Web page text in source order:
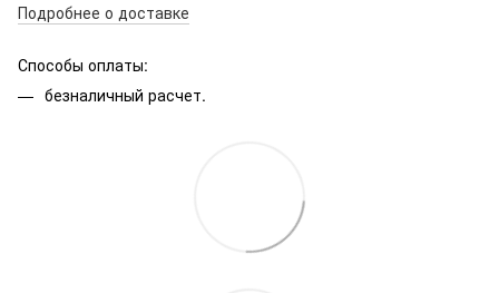
Подробнее о доставке
Способы оплаты:
безналичный расчет.